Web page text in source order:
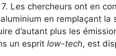
Les chercheurs ont en
en remplaçant
d’autant plus les
un esprit low-tech, est